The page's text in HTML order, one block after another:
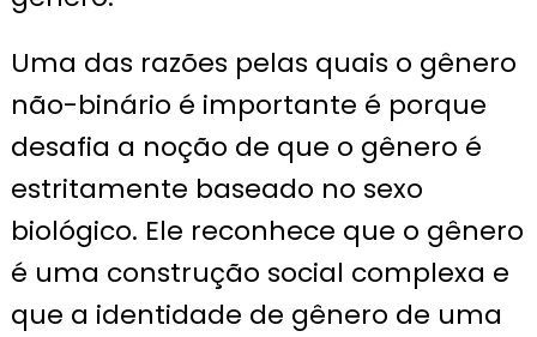
Uma das razões pelas quais o gênero
não-binário é importante é porque
desafia a noção de que o gênero é
estritamente baseado no sexo
biológico. Ele reconhece que o gênero
é uma construção social complexa e
que a identidade de gênero de uma